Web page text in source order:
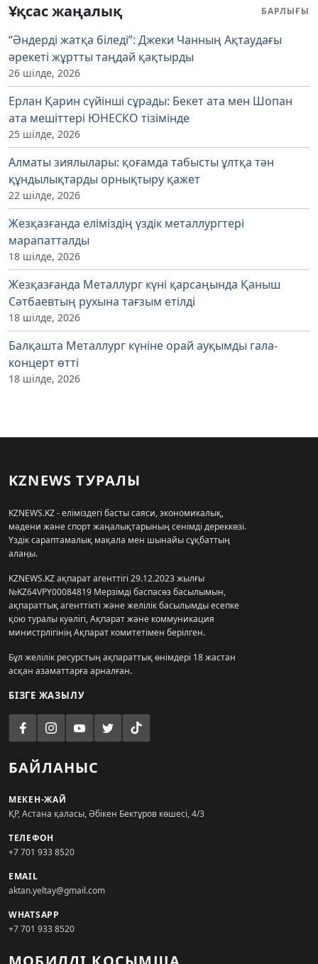
Ұқсас жаңалық БАРЛЫҒЫ
“Әндерді жатқа біледі”: Джеки Чанның Ақтаудағы
әрекеті жұртты таңдай қақтырды
26 шілде, 2026
Ерлан Қарин сүйінші сұрады: Бекет ата мен Шопан
ата мешіттері ЮНЕСКО тізімінде
25 шілде, 2026
Алматы зиялылары: қоғамда табысты ұлтқа тән
құндылықтарды орнықтыру қажет
22 шілде, 2026
Жезқазғанда еліміздің үздік металлургтері
марапатталды
18 шілде, 2026
Жезқазғанда Металлург күні қарсаңында Қаныш
Сәтбаевтың рухына тағзым етілді
18 шілде, 2026
Балқашта Металлург күніне орай ауқымды гала-
концерт өтті
18 шілде, 2026
KZNEWS ТУРАЛЫ
KZNEWS.KZ - еліміздегі басты саяси, экономикалық,
мәдени және спорт жаңалықтарының сенімді дереккөзі.
Үздік сараптамалық мақала мен шынайы сұқбаттың
алаңы.
KZNEWS.KZ ақпарат агенттігі 29.12.2023 жылғы
№KZ64VPY00084819 Мерзімді баспасөз басылымын,
ақпараттық агенттікті және желілік басылымды есепке
қою туралы куәлігі, Ақпарат және коммуникация
министрлігінің Ақпарат комитетімен берілген.
Бұл желілік ресурстың ақпараттық өнімдері 18 жастан
асқан азаматтарға арналған.
БІЗГЕ ЖАЗЫЛУ
БАЙЛАНЫС
МЕКЕН-ЖАЙ
ҚР, Астана қаласы, Әбікен Бектұров көшесі, 4/3
ТЕЛЕФОН
+7 701 933 8520
EMAIL
aktan.yeltay@gmail.com
WHATSAPP
+7 701 933 8520